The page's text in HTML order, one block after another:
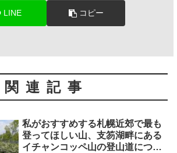
LINE コピー
関連記事
私がおすすめする札幌近郊で最も
登ってほしい山、支笏湖畔にある
イチャンコッペ山の登山道につい